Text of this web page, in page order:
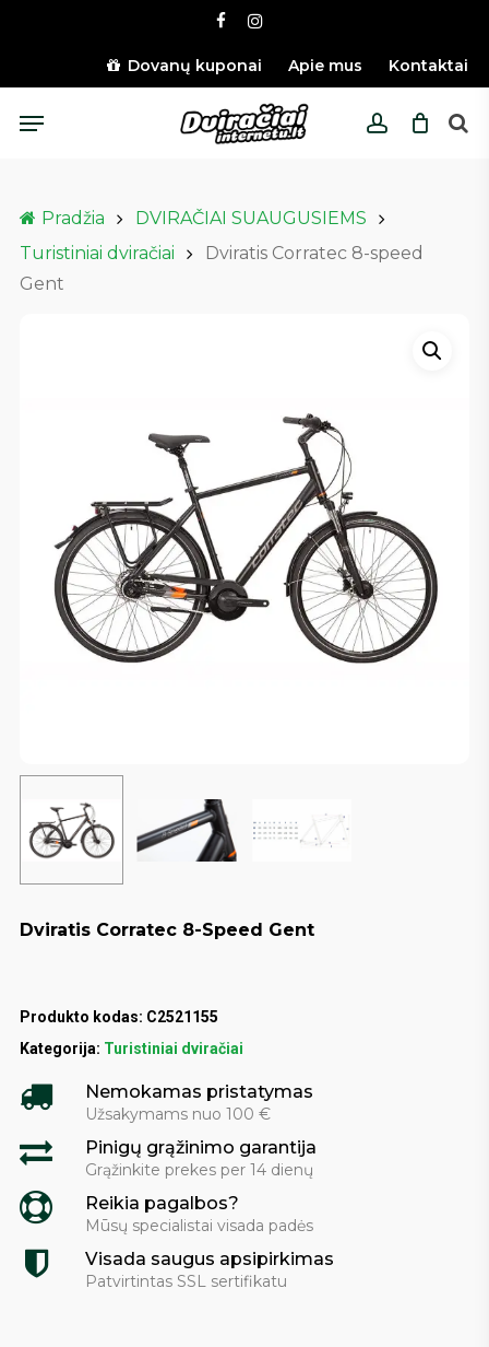
content
facebookinstagram
Dovanų kuponai Apie mus Kontaktai
account
Menu
Pradžia
DVIRAČIAI SUAUGUSIEMS
Turistiniai dviračiai
Dviratis Corratec 8-speed
Gent
Dviratis Corratec 8-Speed Gent
Produkto kodas: C2521155
Kategorija: Turistiniai dviračiai
Nemokamas pristatymas
Užsakymams nuo 100 €
Pinigų grąžinimo garantija
Grąžinkite prekes per 14 dienų
Reikia pagalbos?
Mūsų specialistai visada padės
Visada saugus apsipirkimas
Patvirtintas SSL sertifikatu